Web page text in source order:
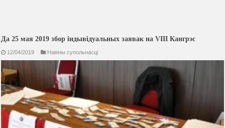
Да 25 мая 2019 збор індывідуальных заявак на VIII Кангрэс
12/04/2019 Навiны супольнасцi